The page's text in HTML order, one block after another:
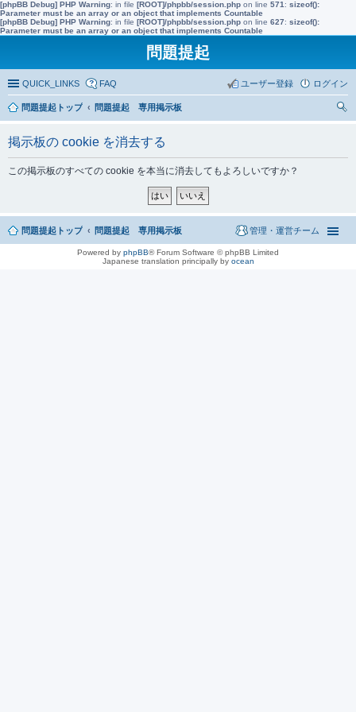
[phpBB Debug] PHP Warning: in file [ROOT]/phpbb/session.php on line 571 : sizeof():
Parameter must be an array or an object that implements Countable
[phpBB Debug] PHP Warning: in file [ROOT]/phpbb/session.php on line 627: sizeof():
Parameter must be an array or an object that implements Countable
問題提起
QUICK_LINKS FAQ ログイン
ユーザー登録
問題提起トップ
問題提起 専用掲示板
掲示板の cookie を消去する
この掲示板のすべての cookie を本当に消去してもよろしいですか？
問題提起トップ 問題提起 専用掲示板 管理・運営チーム
Powered by phpBB® Forum Software © phpBB Limited
Japanese translation principally by ocean